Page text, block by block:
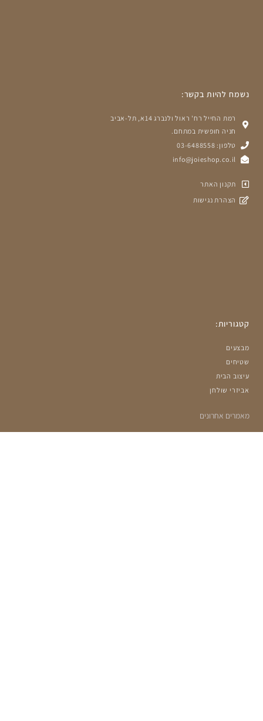
נשמח להיות בקשר:
רמת החייל רח' ראול ולנברג 14א, תל-אביב
חניה חופשית במתחם.
טלפון: 03-6488558
info@joieshop.co.il
תקנון האתר
הצהרת נגישות
קטגוריות:
מבצעים
שטיחים
עיצוב הבית
אביזרי שולחן
מאמרים אחרונים